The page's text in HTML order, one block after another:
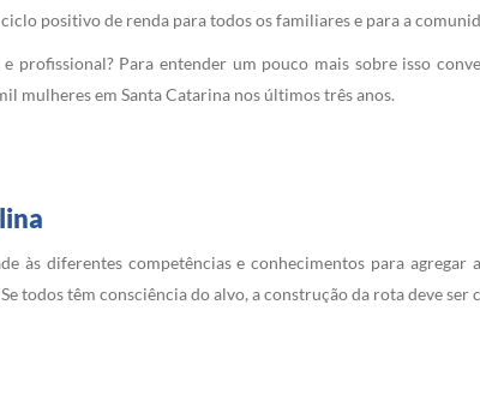
positivo de renda para todos os familiares e para a
profissional? Para entender um pouco mais sobre isso
mulheres em Santa Catarina nos últimos três anos.
às diferentes competências e conhecimentos para
têm consciência do alvo, a construção da rota deve ser